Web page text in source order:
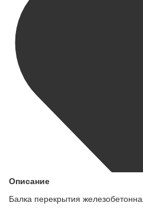
Описание
Балка перекрытия